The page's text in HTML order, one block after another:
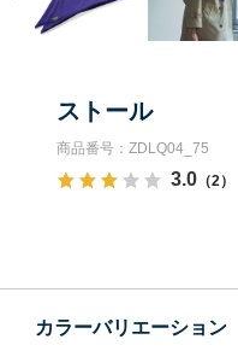
ストール
商品番号：ZDLQ04_75
3.0（2）
カラーバリエーション